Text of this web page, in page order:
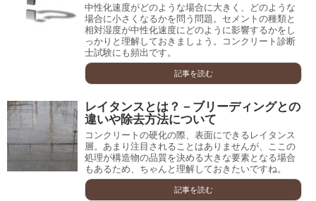
中性化速度がどのような場合に大きく、どのような
場合に小さくなるかを問う問題。セメントの種類と
相対湿度が中性化速度にどのように影響するかをし
っかりと理解しておきましょう。コンクリート診断
士試験にも頻出です。
記事を読む
レイタンスとは？－ブリーディングとの
違いや除去方法について
コンクリートの硬化の際、表面にできるレイタンス
層。あまり注目されることはありませんが、ここの
処理が構造物の品質を決める大きな要素となる場合
もあるため、ちゃんと理解しておきたいですね。
記事を読む